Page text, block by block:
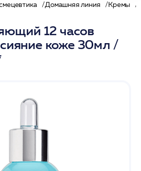
Домашняя линия Кремы
12 часов
коже 30мл /